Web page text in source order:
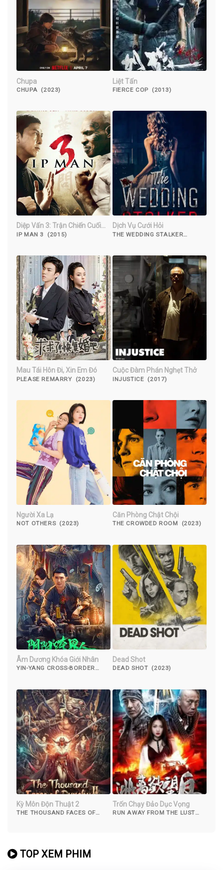
Chupa
CHUPA (2023)
Liệt Tấn
FIERCE COP (2013)
Diệp Vấn 3: Trận Chiến Cuối
Cùng
IP MAN 3 (2015)
Dịch Vụ Cưới Hỏi
THE WEDDING STALKER
Mau Tái Hôn Đi, Xin Em Đó
PLEASE REMARRY (2023)
Cuộc Đàm Phán Nghẹt Thở
INJUSTICE (2017)
Người Xa Lạ
NOT OTHERS (2023)
Căn Phòng Chật Chội
THE CROWDED ROOM (2023)
Âm Dương Khóa Giới Nhân
YIN-YANG CROSS-BORDER
Dead Shot
DEAD SHOT (2023)
Kỳ Môn Độn Thuật 2
THE THOUSAND FACES OF
Trốn Chạy Đảo Dục Vọng
RUN AWAY FROM THE LUST
TOP XEM PHIM